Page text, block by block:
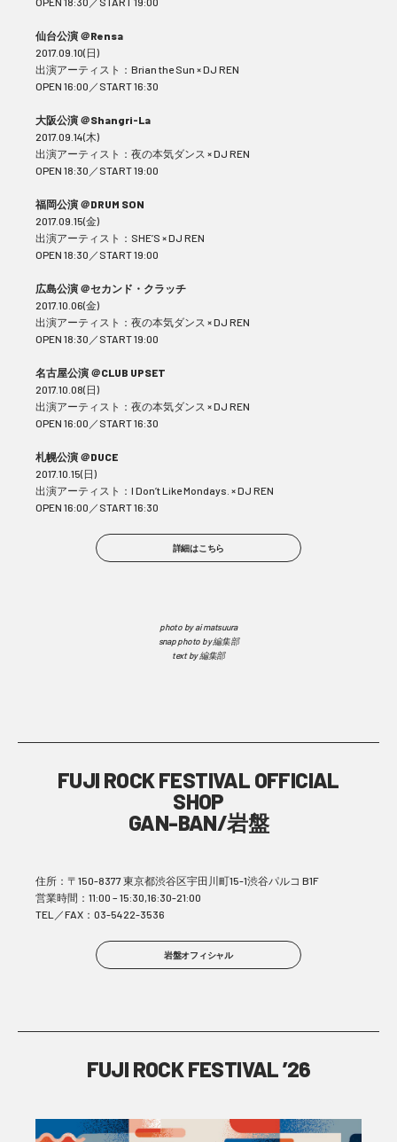
仙台公演 ＠Rensa
2017.09.10(日)
出演アーティスト：Brian the Sun × DJ REN
OPEN 16:00／START 16:30
大阪公演 ＠Shangri-La
2017.09.14(木)
出演アーティスト：夜の本気ダンス × DJ REN
OPEN 18:30／START 19:00
福岡公演 ＠DRUM SON
2017.09.15(金)
出演アーティスト：SHE’S × DJ REN
OPEN 18:30／START 19:00
広島公演 ＠セカンド・クラッチ
2017.10.06(金)
出演アーティスト：夜の本気ダンス × DJ REN
OPEN 18:30／START 19:00
名古屋公演 ＠CLUB UPSET
2017.10.08(日)
出演アーティスト：夜の本気ダンス × DJ REN
OPEN 16:00／START 16:30
札幌公演 ＠DUCE
2017.10.15(日)
出演アーティスト：I Don’t Like Mondays. × DJ REN
OPEN 16:00／START 16:30
詳細はこちら
photo by ai matsuura
snap photo by 編集部
text by 編集部
FUJI ROCK FESTIVAL OFFICIAL
SHOP
GAN-BAN/岩盤
住所：〒150-8377 東京都渋谷区宇田川町15-1渋谷パルコ B1F
営業時間：11:00 – 15:30,16:30-21:00
TEL／FAX：03-5422-3536
岩盤オフィシャル
FUJI ROCK FESTIVAL ’26